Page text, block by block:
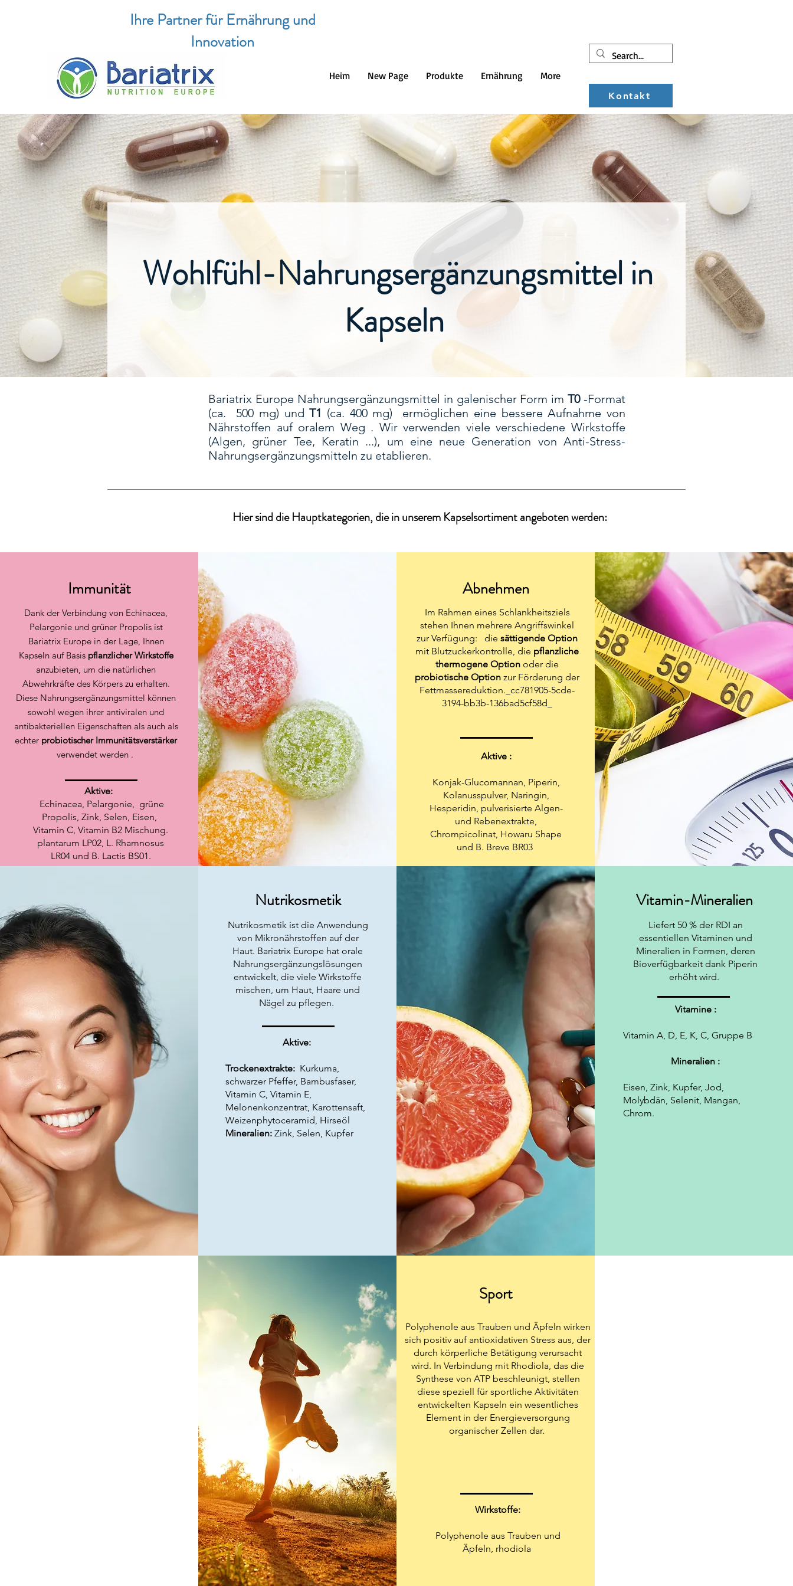
Heim New Page Produkte Ernährung More
Kontakt
Ihre Partner für Ernährung und
Innovation
Wohlfühl-Nahrungsergänzungsmittel in
Kapseln
Bariatrix Europe Nahrungsergänzungsmittel in galenischer Form imT0-Format
(ca. 500 mg) undT1 (ca. 400 mg) ermöglichen eine bessere Aufnahme von
Nährstoffen auf oralem Weg . Wir verwenden viele verschiedene Wirkstoffe
(Algen, grüner Tee, Keratin ...), um eine neue Generation von Anti-Stress-
Nahrungsergänzungsmitteln zu etablieren.
Hier sind die Hauptkategorien, die in unserem Kapselsortiment angeboten werden:
Immunität
Dank der Verbindung von Echinacea,
Pelargonie und grüner Propolis ist
Bariatrix Europe in der Lage, Ihnen
Kapseln auf Basis pflanzlicher Wirkstoffe
anzubieten, um die natürlichen
Abwehrkräfte des Körpers zu erhalten.
Diese Nahrungsergänzungsmittel können
sowohl wegen ihrer antiviralen und
antibakteriellen Eigenschaften als auch als
echter probiotischer Immunitätsverstärker
verwendet werden .
Aktive:
Echinacea, Pelargonie, grüne
Propolis, Zink, Selen, Eisen,
Vitamin C, Vitamin B2 Mischung.
plantarum LP02, L. Rhamnosus
LR04 und B. Lactis BS01.
Abnehmen
Im Rahmen eines Schlankheitsziels
stehen Ihnen mehrere Angriffswinkel
zur Verfügung: die sättigende Option
mit Blutzuckerkontrolle, die pflanzliche
thermogene Option oder die
probiotische Option zur Förderung der
Fettmassereduktion._cc781905-5cde-
3194-bb3b-136bad5cf58d_
Aktive :
Konjak-Glucomannan, Piperin,
Kolanusspulver, Naringin,
Hesperidin, pulverisierte Algen-
und Rebenextrakte,
Chrompicolinat, Howaru Shape
und B. Breve BR03
Nutrikosmetik
Nutrikosmetik ist die Anwendung
von Mikronährstoffen auf der
Haut. Bariatrix Europe hat orale
Nahrungsergänzungslösungen
entwickelt, die viele Wirkstoffe
mischen, um Haut, Haare und
Nägel zu pflegen.
Aktive:
Trockenextrakte: Kurkuma,
schwarzer Pfeffer, Bambusfaser,
Vitamin C, Vitamin E,
Melonenkonzentrat, Karottensaft,
Weizenphytoceramid, Hirseöl
Mineralien:Zink, Selen, Kupfer
Vitamin-Mineralien
Liefert 50 % der RDI an
essentiellen Vitaminen und
Mineralien in Formen, deren
Bioverfügbarkeit dank Piperin
erhöht wird.
Vitamine :
Vitamin A, D, E, K, C, Gruppe B
Mineralien :
Eisen, Zink, Kupfer, Jod,
Molybdän, Selenit, Mangan,
Chrom.
Sport
Polyphenole aus Trauben und Äpfeln wirken
sich positiv auf antioxidativen Stress aus, der
durch körperliche Betätigung verursacht
wird. In Verbindung mit Rhodiola, das die
Synthese von ATP beschleunigt, stellen
diese speziell für sportliche Aktivitäten
entwickelten Kapseln ein wesentliches
Element in der Energieversorgung
organischer Zellen dar.
Wirkstoffe:
Polyphenole aus Trauben und
Äpfeln, rhodiola